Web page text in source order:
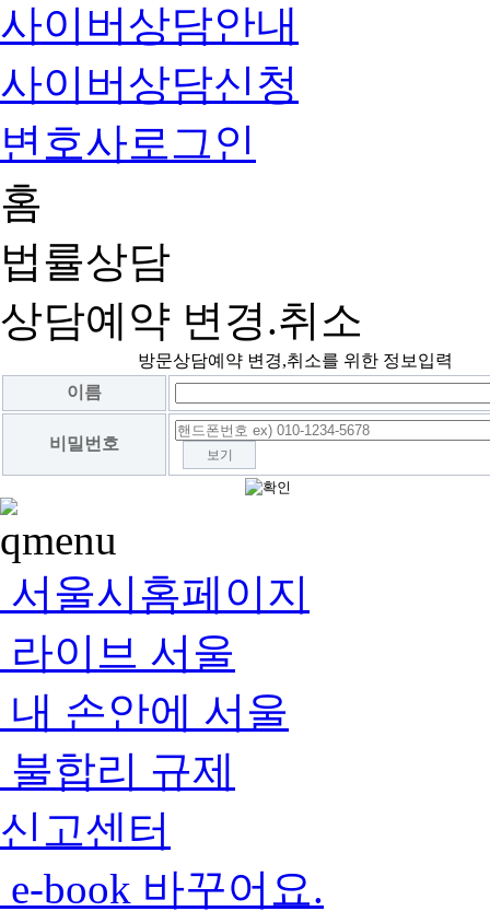
사이버상담안내
사이버상담신청
변호사로그인
홈
법률상담
상담예약 변경.취소
방문상담예약 변경,취소를 위한 정보입력
이름
비밀번호
보기
서울시홈페이지
라이브 서울
내 손안에 서울
불합리 규제
신고센터
e-book 바꾸어요.